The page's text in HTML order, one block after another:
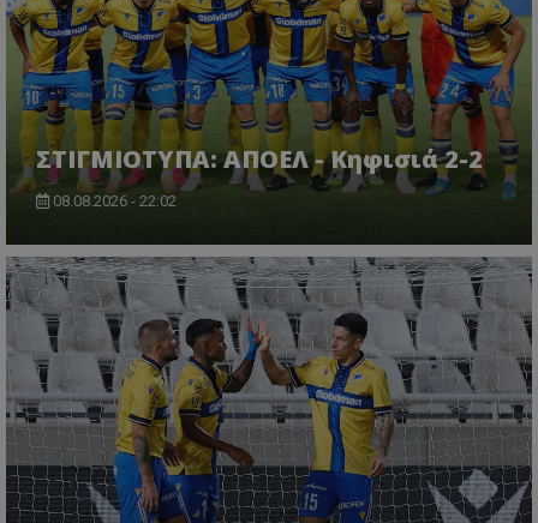
ΣΤΙΓΜΙΟΤΥΠΑ: ΑΠΟΕΛ - Κηφισιά 2-2
08.08.2026 - 22:02